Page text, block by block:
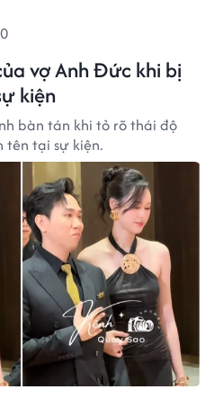
vợ Anh Đức khi bị
kiện
bàn tán khi tỏ rõ thái độ
tên tại sự kiện.